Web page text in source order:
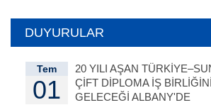
DUYURULAR
Tem
01
20 YILI AŞAN
ÇİFT DİPLOMA İŞ
GELECEĞİ ALBANY'DE